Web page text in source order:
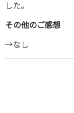
した。
その他のご感想
→なし